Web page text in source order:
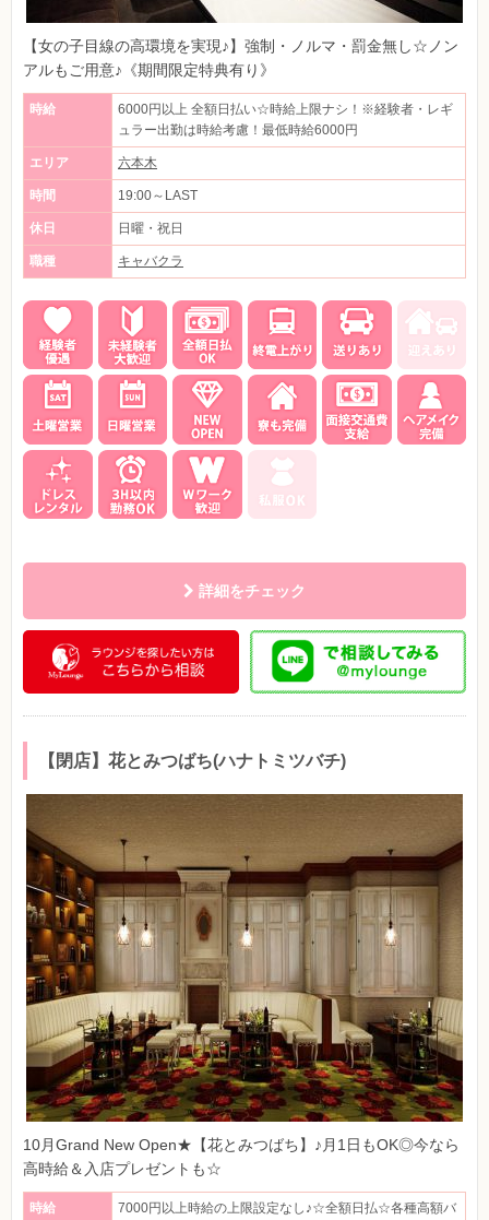
【女の子目線の高環境を実現♪】強制・ノルマ・罰金無し☆ノン
アルもご用意♪《期間限定特典有り》
時給
6000円以上 全額日払い☆時給上限ナシ！※経験者・レギ
ュラー出勤は時給考慮！最低時給6000円
エリア 六本木
時間 19:00～LAST
休日 日曜・祝日
職種 キャバクラ
詳細をチェック
【閉店】花とみつばち(ハナトミツバチ)
10月Grand New Open★【花とみつばち】♪月1日もOK◎今なら
高時給＆入店プレゼントも☆
時給
7000円以上時給の上限設定なし♪☆全額日払☆各種高額バ